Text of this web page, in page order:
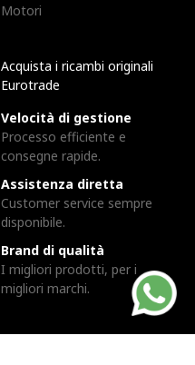
Motori
Acquista i ricambi originali
Eurotrade
Velocità di gestione
Processo efficiente e
consegne rapide.
Assistenza diretta
Customer service sempre
disponibile.
Brand di qualità
I migliori prodotti, per i
migliori marchi.